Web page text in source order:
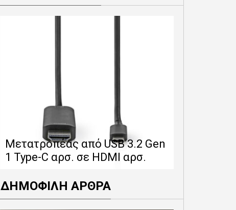
Μετατροπέας από USB 3.2 Gen
1 Type-C αρσ. σε HDMI αρσ.
ΔΗΜΟΦΙΛΗ ΑΡΘΡΑ